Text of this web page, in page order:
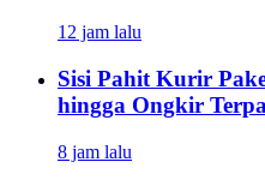
12 jam lalu
Sisi Pahit Kurir
hingga Ongkir
8 jam lalu